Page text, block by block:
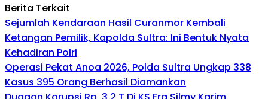
Berita Terkait
Sejumlah Kendaraan Hasil Curanmor Kembali
Ketangan Pemilik, Kapolda Sultra: Ini Bentuk Nyata
Kehadiran Polri
Operasi Pekat Anoa 2026, Polda Sultra Ungkap 338
Kasus 395 Orang Berhasil Diamankan